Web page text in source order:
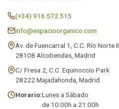
(+34) 916 572 515
info@espacioorganico.com
Av. de Fuencarral 1, C.C. Río Norte II
28108 Alcobendas, Madrid
C/ Fresa 2, C.C. Equinoccio Park
28222 Majadahonda, Madrid
Horario:Lunes a Sábado
de 10:00h a 21:00h